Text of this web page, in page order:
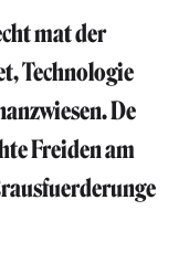
mat der
Technologie
De
Freiden am